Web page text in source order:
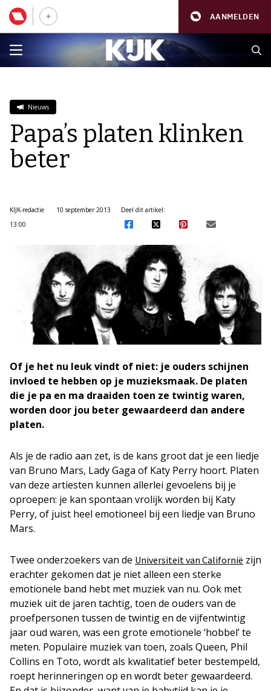
AANMELDEN
Nieuws
Papa’s platen klinken
beter
KIJK-redactie
10 september 2013
13:00
Deel dit artikel:
Of je het nu leuk vindt of niet: je ouders schijnen
invloed te hebben op je muzieksmaak. De platen
die je pa en ma draaiden toen ze twintig waren,
worden door jou beter gewaardeerd dan andere
platen.
Als je de radio aan zet, is de kans groot dat je een liedje
van Bruno Mars, Lady Gaga of Katy Perry hoort. Platen
van deze artiesten kunnen allerlei gevoelens bij je
oproepen: je kan spontaan vrolijk worden bij Katy
Perry, of juist heel emotioneel bij een liedje van Bruno
Mars.
Twee onderzoekers van de Universiteit van Californië zijn
erachter gekomen dat je niet alleen een sterke
emotionele band hebt met muziek van nu. Ook met
muziek uit de jaren tachtig, toen de ouders van de
proefpersonen tussen de twintig en de vijfentwintig
jaar oud waren, was een grote emotionele ‘hobbel’ te
meten. Populaire muziek van toen, zoals Queen, Phil
Collins en Toto, wordt als kwalitatief beter bestempeld,
roept herinneringen op en wordt beter gewaardeerd.